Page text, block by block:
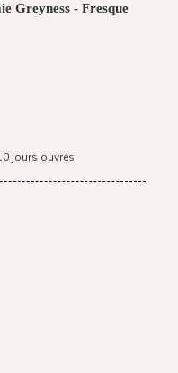
Greyness - Fresque
jours ouvrés